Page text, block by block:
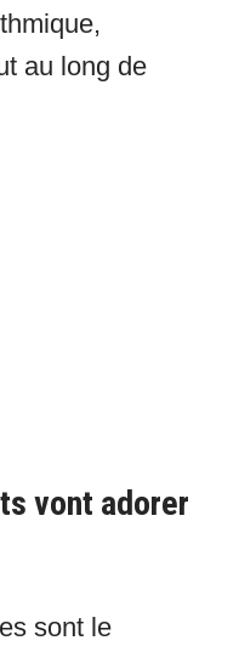
au long de
vont adorer
sont le